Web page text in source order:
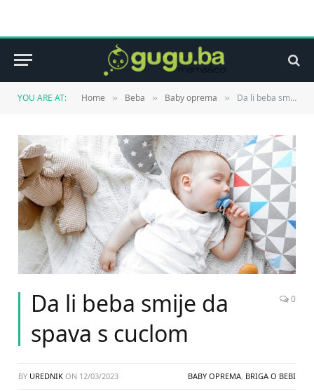
YOU ARE AT: Home » Beba » Baby oprema » Da li beba smije da spava s cuclom
Da li beba smije da
spava s cuclom
0
BY UREDNIK ON 12/03/2023 BABY OPREMA, BRIGA O BEBI